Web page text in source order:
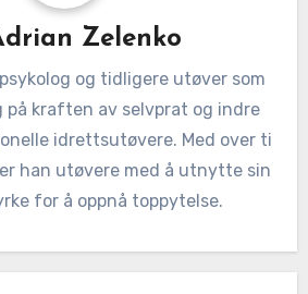
Zelenko
og tidligere utøver som
på kraften av selvprat og indre
idrettsutøvere. Med over ti
han utøvere med å utnytte sin
for å oppnå toppytelse.